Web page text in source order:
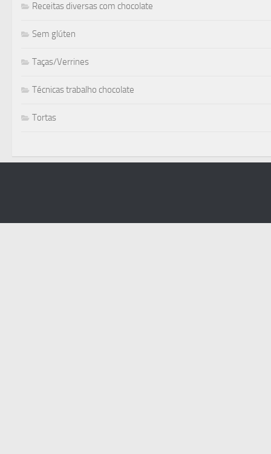
Receitas diversas com chocolate
Sem glúten
Taças/Verrines
Técnicas trabalho chocolate
Tortas